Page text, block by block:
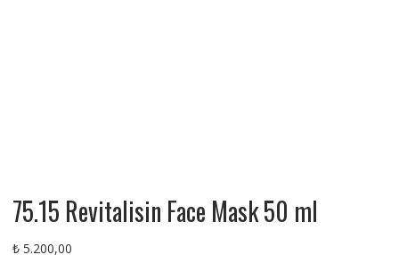
75.15 Revitalisin Face Mask 50 ml
₺5.200,00